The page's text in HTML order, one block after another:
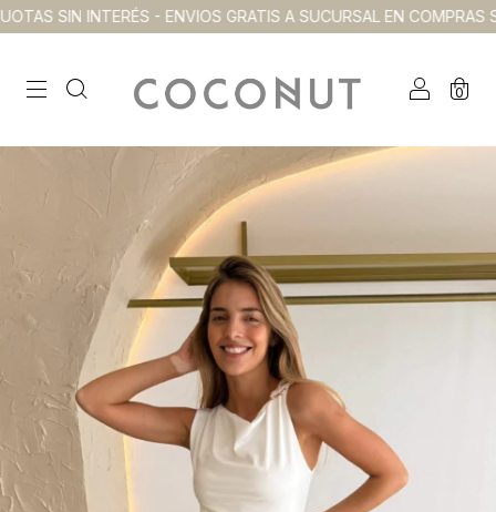
SIN INTERÉS - ENVIOS GRATIS A SUCURSAL EN COMPRAS
0